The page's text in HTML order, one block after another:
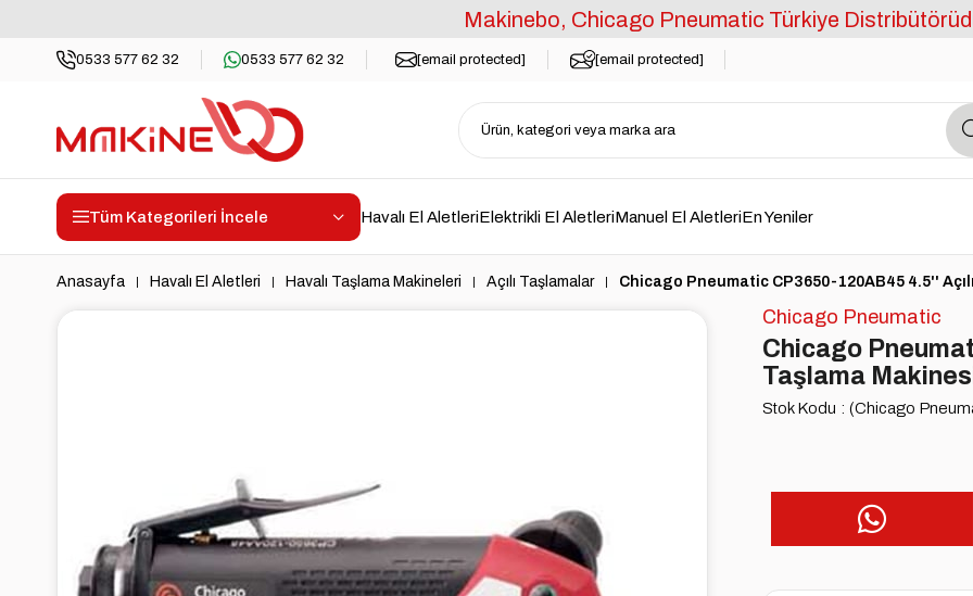
Makinebo, Chicago Pneumatic Türkiye
0533 577 62 32 0533 577 62 32 [email protected] [email protected]
Tüm Kategorileri İncele Havalı El AletleriElektrikli El AletleriManuel El AletleriEn Yeniler
Anasayfa Havalı El Aletleri Havalı Taşlama Makineleri Açılı Taşlamalar Chicago Pneumatic CP3650-120AB45 4.5''
Chicago Pneumatic
Chicago
Taşlama
Stok Kodu (Chicago